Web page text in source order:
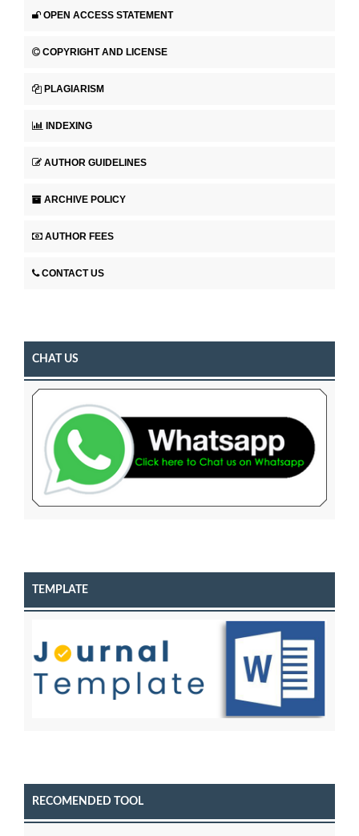
OPEN ACCESS STATEMENT
COPYRIGHT AND LICENSE
PLAGIARISM
INDEXING
AUTHOR GUIDELINES
ARCHIVE POLICY
AUTHOR FEES
CONTACT US
CHAT US
TEMPLATE
RECOMENDED TOOL